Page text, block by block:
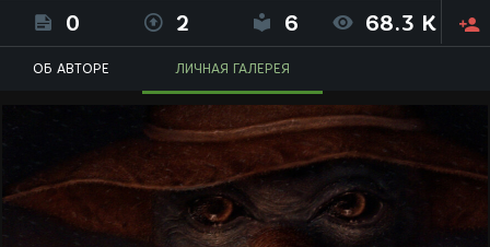
0 2 6 68.3 K
ОБ АВТОРЕ ЛИЧНАЯ ГАЛЕРЕЯ